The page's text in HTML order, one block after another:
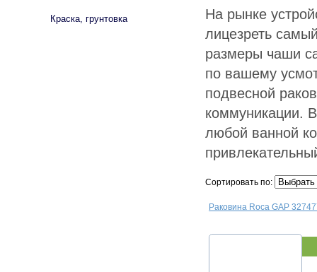
На рынке
лицезреть
размеры чаши
по вашему
подвесной
коммуникации.
любой ванной
Сортировать по:
Раковина Roca GAP
Краска, грунтовка